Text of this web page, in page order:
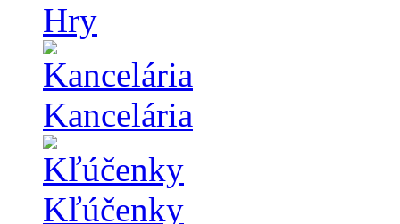
Hry
Kancelária
Kľúčenky